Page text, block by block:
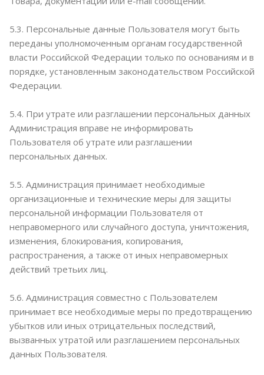
5.3. Персональные данные Пользователя могут быть
переданы уполномоченным органам государственной
власти Российской Федерации только по основаниям и в
порядке, установленным законодательством Российской
Федерации.
5.4. При утрате или разглашении персональных данных
Администрация вправе не информировать
Пользователя об утрате или разглашении
персональных данных.
5.5. Администрация принимает необходимые
организационные и технические меры для защиты
персональной информации Пользователя от
неправомерного или случайного доступа, уничтожения,
изменения, блокирования, копирования,
распространения, а также от иных неправомерных
действий третьих лиц.
5.6. Администрация совместно с Пользователем
принимает все необходимые меры по предотвращению
убытков или иных отрицательных последствий,
вызванных утратой или разглашением персональных
данных Пользователя.